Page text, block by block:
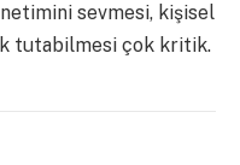
sevmesi, kişisel
tutabilmesi çok kritik.